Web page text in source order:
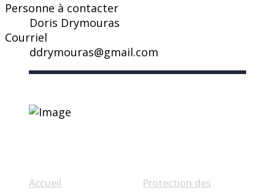
Personne à contacter
Doris Drymouras
Courriel
ddrymouras@gmail.com
Accueil
Protection des